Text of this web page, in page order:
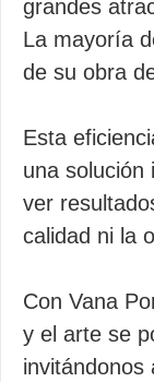
grandes
La mayoría
de su obra
Esta
una solución
ver
calidad ni la
Con Vana
y el arte se
invitándonos